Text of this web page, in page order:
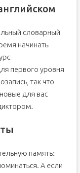
словарный
начинать
первого уровня
так что
для вас
память:
А если